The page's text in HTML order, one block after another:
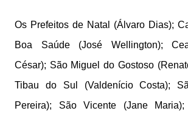
Os Prefeitos de Natal (Álvaro Dias);
Boa Saúde (José Wellington);
César); São Miguel do Gostoso
Tibau do Sul (Valdenício Costa);
Pereira); São Vicente (Jane